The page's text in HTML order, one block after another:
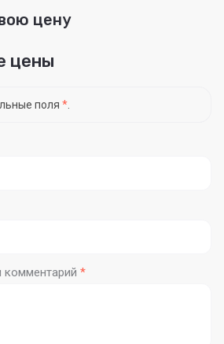
цену
цены
поля *
*